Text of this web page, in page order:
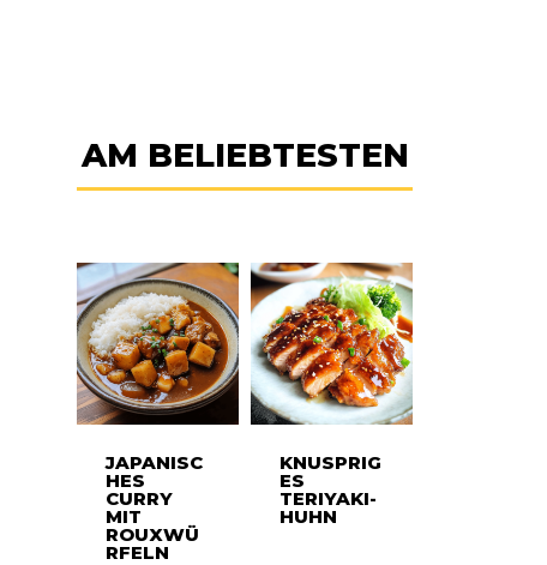
AM BELIEBTESTEN
JAPANISC
HES
CURRY
MIT
ROUXWÜ
RFELN
KNUSPRIG
ES
TERIYAKI-
HUHN